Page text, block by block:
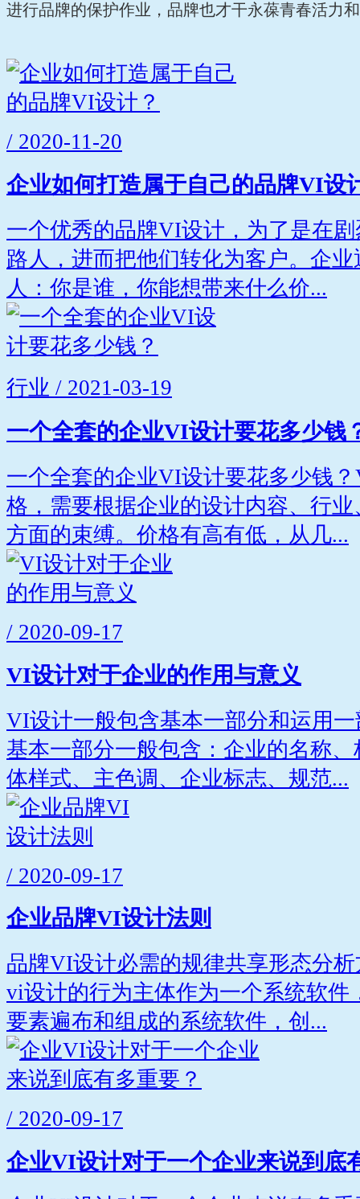
进行品牌的保护作业，品牌也才干永葆青春活力
/ 2020-11-20
企业如何打造属于自己的品牌VI设
一个优秀的品牌VI设计，为了是在
路人，进而把他们转化为客户。企
人：你是谁，你能想带来什么价...
行业 / 2021-03-19
一个全套的企业VI设计要花多少钱
一个全套的企业VI设计要花多少钱
格，需要根据企业的设计内容、行
方面的束缚。价格有高有低，从几...
/ 2020-09-17
VI设计对于企业的作用与意义
VI设计一般包含基本一部分和运用
基本一部分一般包含：企业的名称
体样式、主色调、企业标志、规范...
/ 2020-09-17
企业品牌VI设计法则
品牌VI设计必需的规律共享形态分
vi设计的行为主体作为一个系统软件
要素遍布和组成的系统软件，创...
/ 2020-09-17
企业VI设计对于一个企业来说到底